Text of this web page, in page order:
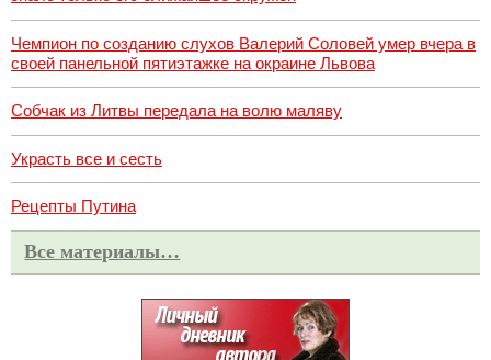
Чемпион по созданию слухов Валерий Соловей умер вчера в
своей панельной пятиэтажке на окраине Львова
Собчак из Литвы передала на волю маляву
Украсть все и сесть
Рецепты Путина
Все материалы…